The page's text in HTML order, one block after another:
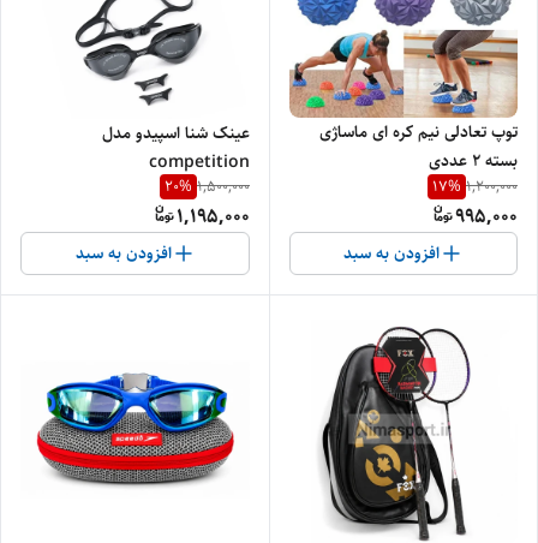
توپ تعادلی نیم کره ای ماساژی
بسته ۲ عددی
1,200,000
17%
995,000
افزودن به سبد
عینک شنا اسپیدو مدل
competition
1,500,000
20%
1,195,000
افزودن به سبد